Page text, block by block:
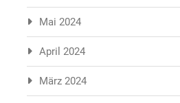
Mai 2024
April 2024
März 2024